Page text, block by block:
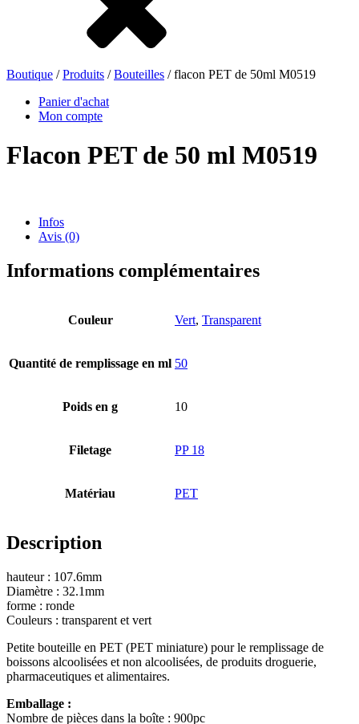
Sachets et bag-in-box
Bouteilles de bière
Distributeurs et pompes
Pulvérisateur fin
Bouteilles
Bidon(21)
Cosmétiques(292)
Alimentation(483)
Boutique /Produits /Bouteilles / flacon PET de 50ml M0519
Panier d'achat
Mon compte
Flacon PET de 50 ml M0519
Infos
Avis (0)
Informations complémentaires
Couleur Vert, Transparent
Quantité de remplissage en ml 50
Poids en g 10
Filetage PP 18
Matériau PET
Description
hauteur : 107.6mm
Diamètre : 32.1mm
forme : ronde
Couleurs : transparent et vert
Petite bouteille en PET (PET miniature) pour le remplissage de
boissons alcoolisées et non alcoolisées, de produits droguerie,
pharmaceutiques et alimentaires.
Emballage :
Nombre de pièces dans la boîte : 900pc